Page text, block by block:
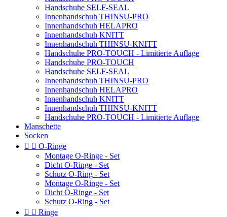
Handschuhe SELF-SEAL
Innenhandschuh THINSU-PRO
Innenhandschuh HELAPRO
Innenhandschuh KNITT
Innenhandschuh THINSU-KNITT
Handschuhe PRO-TOUCH - Limitierte Auflage
Handschuhe PRO-TOUCH
Handschuhe SELF-SEAL
Innenhandschuh THINSU-PRO
Innenhandschuh HELAPRO
Innenhandschuh KNITT
Innenhandschuh THINSU-KNITT
Handschuhe PRO-TOUCH - Limitierte Auflage
Manschette
Socken
  O-Ringe
Montage O-Ringe - Set
Dicht O-Ringe - Set
Schutz O-Ring - Set
Montage O-Ringe - Set
Dicht O-Ringe - Set
Schutz O-Ring - Set
  Ringe